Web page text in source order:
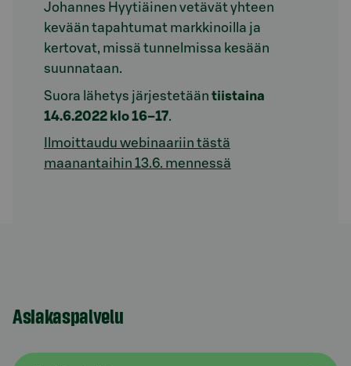
Johannes Hyytiäinen vetävät yhteen
kevään tapahtumat markkinoilla ja
kertovat, missä tunnelmissa kesään
suunnataan.
Suora lähetys järjestetään tiistaina
14.6.2022 klo 16–17.
Ilmoittaudu webinaariin tästä
maanantaihin 13.6. mennessä
Asiakaspalvelu